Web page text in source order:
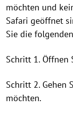
möchten und
Safari geöffnet
Sie die
Schritt 1. Öffnen
Schritt 2. Gehen
möchten.